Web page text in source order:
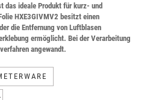
das ideale Produkt für kurz- und
HXE3GIVMV2 besitzt einen
die Entfernung von Luftblasen
ermöglicht. Bei der Verarbeitung
angewandt.